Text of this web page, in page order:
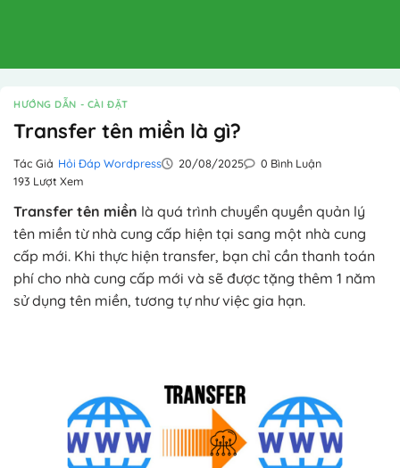
HƯỚNG DẪN - CÀI ĐẶT
Transfer tên miền là gì?
Tác Giả Hỏi Đáp Wordpress 20/08/2025
0 Bình Luận
193 Lượt Xem
Transfer tên miền là quá trình chuyển quyền quản lý
tên miền từ nhà cung cấp hiện tại sang một nhà cung
cấp mới. Khi thực hiện transfer, bạn chỉ cần thanh toán
phí cho nhà cung cấp mới và sẽ được tặng thêm 1 năm
sử dụng tên miền, tương tự như việc gia hạn.